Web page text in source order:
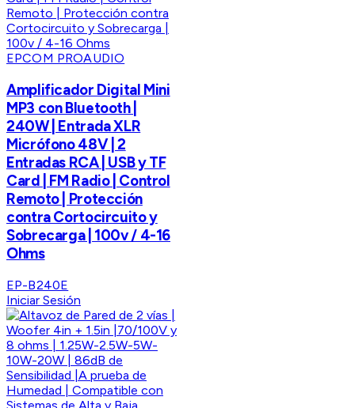
EPCOM PROAUDIO
Amplificador Digital Mini
MP3 con Bluetooth |
240W | Entrada XLR
Micrófono 48V | 2
Entradas RCA | USB y TF
Card | FM Radio | Control
Remoto | Protección
contra Cortocircuito y
Sobrecarga | 100v / 4-16
Ohms
EP-B240E
Iniciar Sesión